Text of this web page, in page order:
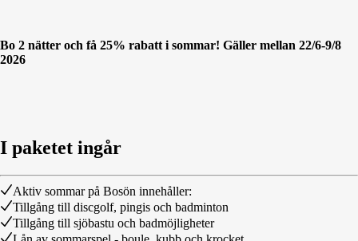
Bo 2 nätter och få 25% rabatt i sommar! Gäller mellan 22/6-9/8
2026
I paketet ingår
Aktiv sommar på Bosön innehåller:
Tillgång till discgolf, pingis och badminton
Tillgång till sjöbastu och badmöjligheter